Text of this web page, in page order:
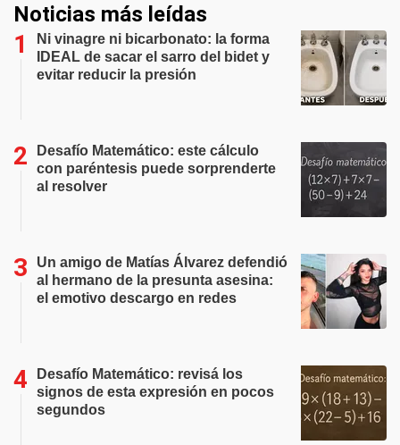
Noticias más leídas
Ni vinagre ni bicarbonato: la forma
IDEAL de sacar el sarro del bidet y
evitar reducir la presión
Desafío Matemático: este cálculo
con paréntesis puede sorprenderte
al resolver
Un amigo de Matías Álvarez defendió
al hermano de la presunta asesina:
el emotivo descargo en redes
Desafío Matemático: revisá los
signos de esta expresión en pocos
segundos